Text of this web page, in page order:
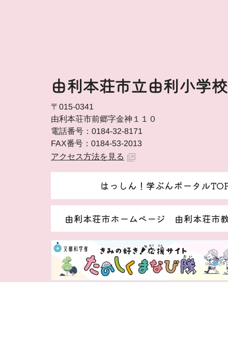
由利本荘市立由利小学校
〒015-0341
由利本荘市前郷字金神１１０
電話番号：0184-32-8171
FAX番号：0184-53-2013
アクセス方法を見る
はっしん！学ぶんポータル
由利本荘市ホームページ 由利本荘市